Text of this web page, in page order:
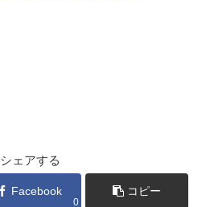
シェアする
Facebook
0
コピー